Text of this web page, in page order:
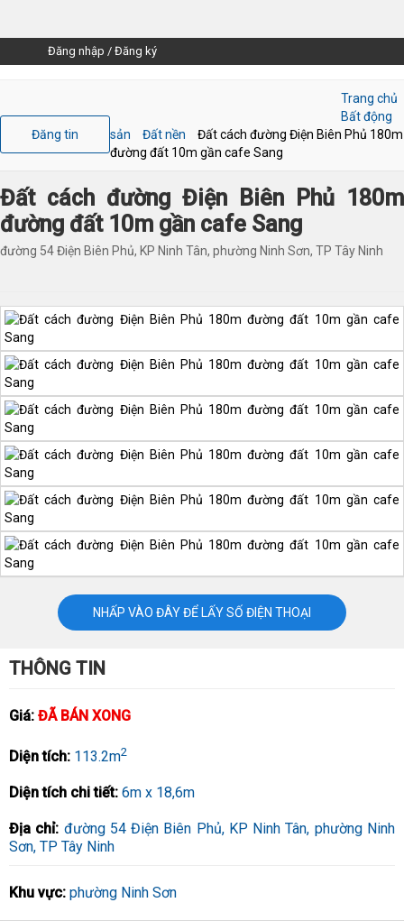
Đăng nhập / Đăng ký
Đăng tin
Trang chủ
Bất động
sản
Đất nền
Đất cách đường Điện Biên Phủ 180m
đường đất 10m gần cafe Sang
Đất cách đường Điện Biên Phủ 180m
đường đất 10m gần cafe Sang
đường 54 Điện Biên Phủ, KP Ninh Tân, phường Ninh Sơn, TP Tây Ninh
NHẤP VÀO ĐÂY ĐỂ LẤY SỐ ĐIỆN THOẠI
THÔNG TIN
Giá: ĐÃ BÁN XONG
Diện tích: 113.2m2
Diện tích chi tiết: 6m x 18,6m
Địa chỉ: đường 54 Điện Biên Phủ, KP Ninh Tân, phường Ninh
Sơn, TP Tây Ninh
Khu vực: phường Ninh Sơn